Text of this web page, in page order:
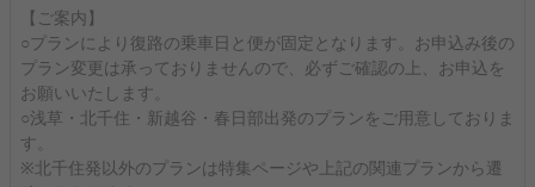
【ご案内】
○プランにより復路の乗車日と便が固定となります。お申込み後の
プラン変更は承っておりませんので、必ずご確認の上、お申込を
お願いいたします。
○浅草・北千住・新越谷・春日部出発のプランをご用意しておりま
す。
※北千住発以外のプランは特集ページや上記の関連プランから遷